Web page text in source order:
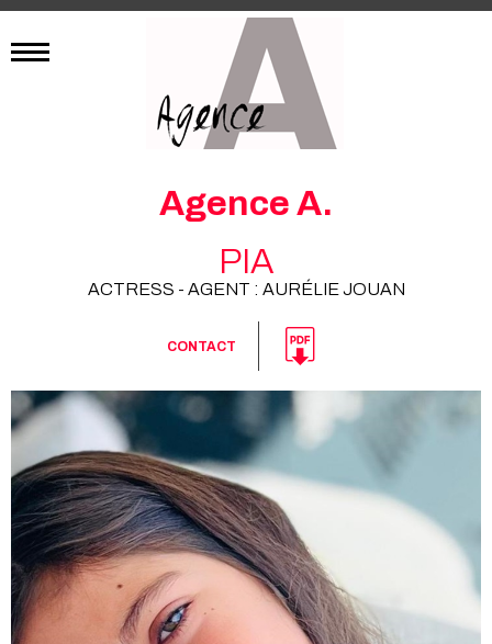
Agence A.
PIA
ACTRESS - AGENT : AURÉLIE JOUAN
CONTACT